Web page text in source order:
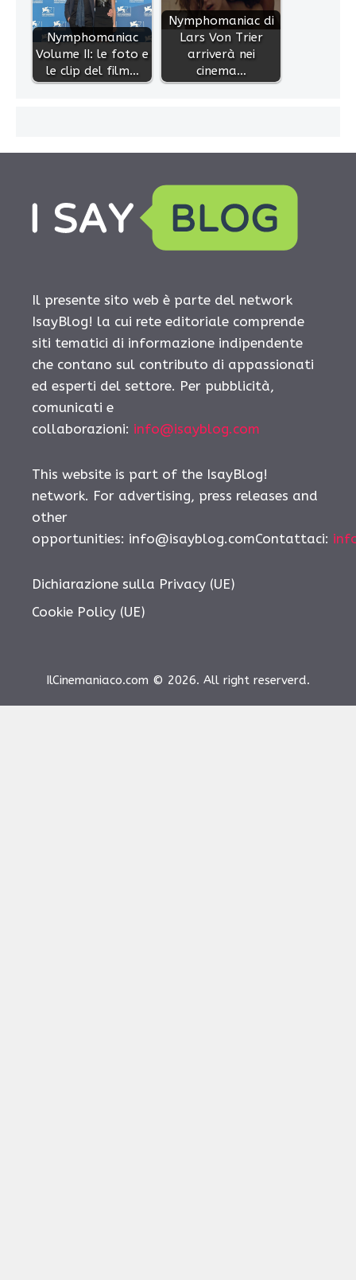
Nymphomaniac
Volume II: le foto e
le clip del film…
Nymphomaniac di
Lars Von Trier
arriverà nei
cinema…
Il presente sito web è parte del network
IsayBlog! la cui rete editoriale comprende
siti tematici di informazione indipendente
che contano sul contributo di appassionati
ed esperti del settore. Per pubblicità,
comunicati e
collaborazioni: info@isayblog.com
This website is part of the IsayBlog!
network. For advertising, press releases and
other
opportunities: info@isayblog.comContattaci:
Dichiarazione sulla Privacy (UE)
Cookie Policy (UE)
IlCinemaniaco.com © 2026. All right reserverd.